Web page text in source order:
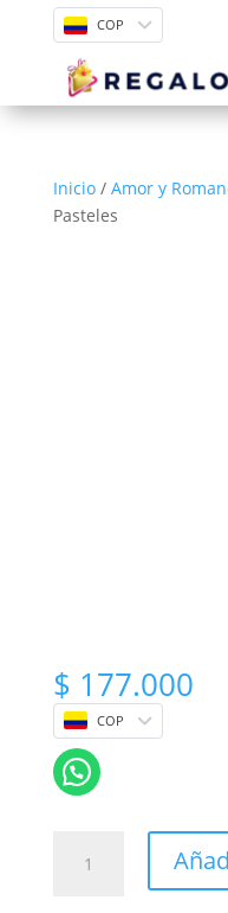
COP
Inicio/ Amor y
Pasteles
$ 177.000
COP
Flores